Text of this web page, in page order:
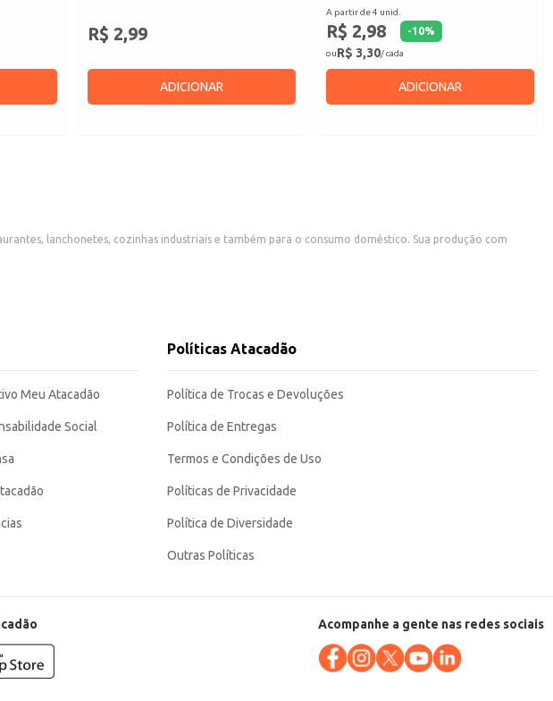
R$ 2,99
ADICIONAR
A partir de 4 unid.
R$ 2,98 -10%
ouR$ 3,30/ cada
ADICIONAR
lanchonetes, cozinhas industriais e também para o consumo doméstico. Sua produção com
para atender seus clientes. Seu formato tradicional e o cozimento uniforme facilitam o preparo e
Meu Atacadão
Social
Políticas Atacadão
Política de Trocas e Devoluções
Política de Entregas
Termos e Condições de Uso
Políticas de Privacidade
Política de Diversidade
Outras Políticas
Acompanhe a gente nas redes sociais